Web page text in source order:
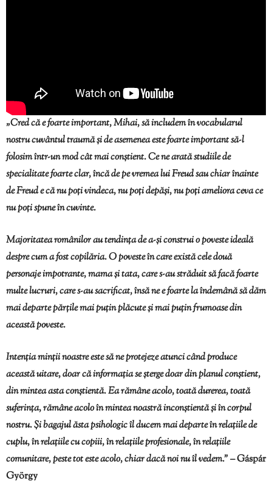
„Cred că e foarte important, Mihai, să includem în vocabularul
nostru cuvântul traumă și de asemenea este foarte important să-l
folosim într-un mod cât mai conștient. Ce ne arată studiile de
specialitate foarte clar, încă de pe vremea lui Freud sau chiar înainte
de Freud e că nu poți vindeca, nu poți depăși, nu poți ameliora ceva ce
nu poți spune în cuvinte.
Majoritatea românilor au tendința de a-și construi o poveste ideală
despre cum a fost copilăria. O poveste în care există cele două
personaje impotrante, mama și tata, care s-au străduit să facă foarte
multe lucruri, care s-au sacrificat, însă ne e foarte la îndemână să dăm
mai departe părțile mai puțin plăcute și mai puțin frumoase din
această poveste.
Intenția minții noastre este să ne protejeze atunci când produce
această uitare, doar că informația se șterge doar din planul conștient,
din mintea asta conștientă. Ea rămâne acolo, toată durerea, toată
suferința, rămâne acolo în mintea noastră inconștientă și în corpul
nostru. Și bagajul ăsta psihologic îl ducem mai departe în relațiile de
cuplu, în relațiile cu copiii, în relațiile profesionale, în relațiile
comunitare, peste tot este acolo, chiar dacă noi nu îl vedem.” –Gáspár
György